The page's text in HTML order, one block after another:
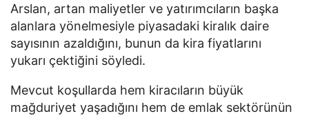
Arslan, artan maliyetler ve yatırımcıların başka
alanlara yönelmesiyle piyasadaki kiralık daire
sayısının azaldığını, bunun da kira fiyatlarını
yukarı çektiğini söyledi.
Mevcut koşullarda hem kiracıların büyük
mağduriyet yaşadığını hem de emlak sektörünün